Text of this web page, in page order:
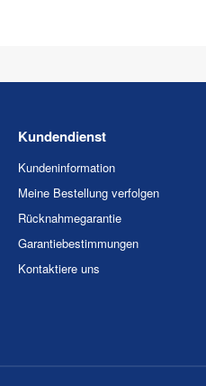
Kundendienst
Kundeninformation
Meine Bestellung verfolgen
Rücknahmegarantie
Garantiebestimmungen
Kontaktiere uns